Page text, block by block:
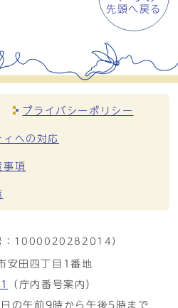
先頭へ戻る
プライバシーポリシー
ィへの対応
事項
1000020282014）
田四丁目1番地
（庁内番号案内）
の午前9時から午後5時まで